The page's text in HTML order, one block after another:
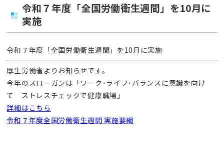
令和７年度「全国労働衛生週間」を10月に
実施
令和７年度「全国労働衛生週間」を10月に実施
厚生労働省よりお知らせです。
今年のスローガンは「ワーク･ライフ･バランスに意識を向け
て ストレスチェックで健康職場」
詳細はこちら
令和７年度全国労働衛生週間 実施要綱